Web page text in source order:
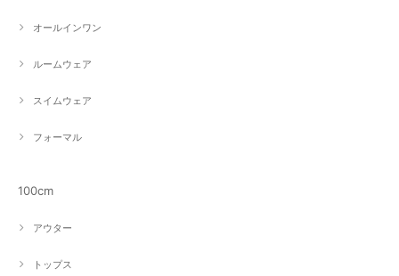
オールインワン
ルームウェア
スイムウェア
フォーマル
100cm
アウター
トップス